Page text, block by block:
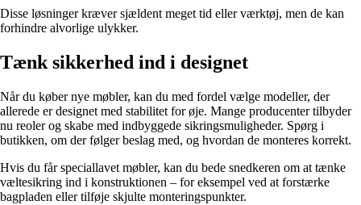
Disse løsninger kræver sjældent meget tid eller værktøj, men de kan
forhindre alvorlige ulykker.
Tænk sikkerhed ind i designet
Når du køber nye møbler, kan du med fordel vælge modeller, der
allerede er designet med stabilitet for øje. Mange producenter tilbyder
nu reoler og skabe med indbyggede sikringsmuligheder. Spørg i
butikken, om der følger beslag med, og hvordan de monteres korrekt.
Hvis du får speciallavet møbler, kan du bede snedkeren om at tænke
væltesikring ind i konstruktionen – for eksempel ved at forstærke
bagpladen eller tilføje skjulte monteringspunkter.